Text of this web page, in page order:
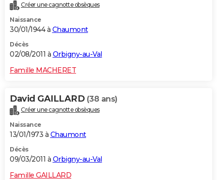
Créer une cagnotte obsèques
Naissance
30/01/1944 à Chaumont
Décès
02/08/2011 à Orbigny-au-Val
Famille MACHERET
David GAILLARD (38 ans)
Créer une cagnotte obsèques
Naissance
13/01/1973 à Chaumont
Décès
09/03/2011 à Orbigny-au-Val
Famille GAILLARD